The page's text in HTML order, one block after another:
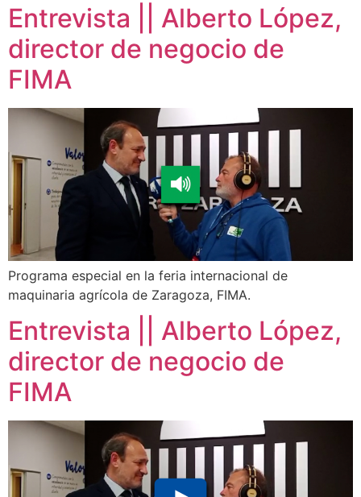
Entrevista || Alberto López,
director de negocio de
FIMA
Programa especial en la feria internacional de
maquinaria agrícola de Zaragoza, FIMA.
Entrevista || Alberto López,
director de negocio de
FIMA